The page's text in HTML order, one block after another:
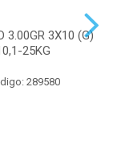
3.00GR 3X10 (G)
25KG
289580